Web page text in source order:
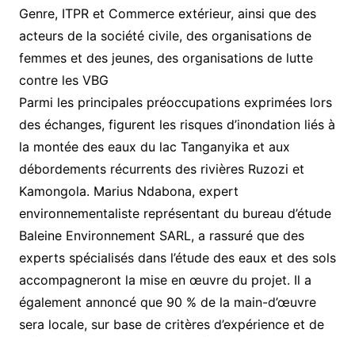
Genre, ITPR et Commerce extérieur, ainsi que des
acteurs de la société civile, des organisations de
femmes et des jeunes, des organisations de lutte
contre les VBG
Parmi les principales préoccupations exprimées lors
des échanges, figurent les risques d’inondation liés à
la montée des eaux du lac Tanganyika et aux
débordements récurrents des rivières Ruzozi et
Kamongola. Marius Ndabona, expert
environnementaliste représentant du bureau d’étude
Baleine Environnement SARL, a rassuré que des
experts spécialisés dans l’étude des eaux et des sols
accompagneront la mise en œuvre du projet. Il a
également annoncé que 90 % de la main-d’œuvre
sera locale, sur base de critères d’expérience et de